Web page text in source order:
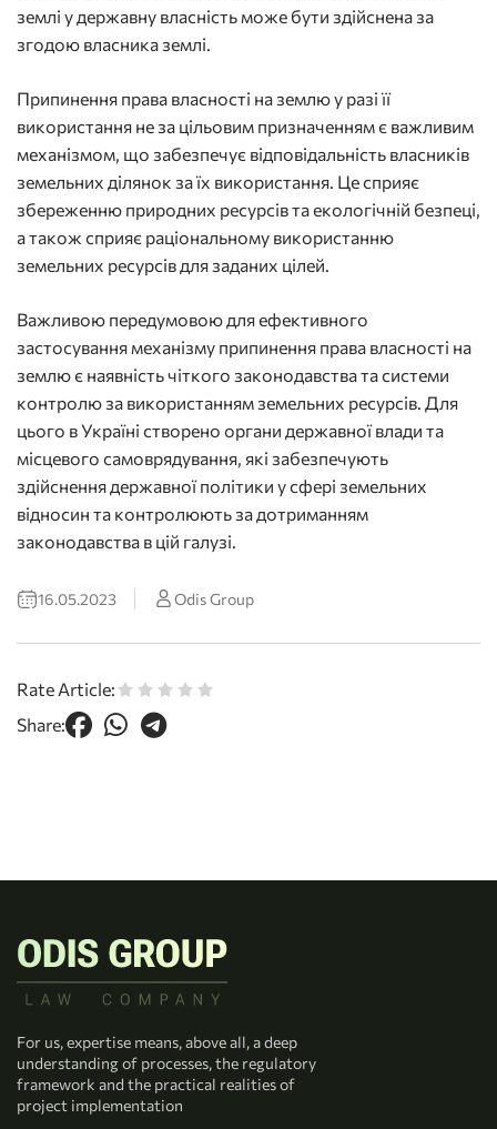
землі у державну власність може бути здійснена за
згодою власника землі.
Припинення права власності на землю у разі її
використання не за цільовим призначенням є важливим
механізмом, що забезпечує відповідальність власників
земельних ділянок за їх використання. Це сприяє
збереженню природних ресурсів та екологічній безпеці,
а також сприяє раціональному використанню
земельних ресурсів для заданих цілей.
Важливою передумовою для ефективного
застосування механізму припинення права власності на
землю є наявність чіткого законодавства та системи
контролю за використанням земельних ресурсів. Для
цього в Україні створено органи державної влади та
місцевого самоврядування, які забезпечують
здійснення державної політики у сфері земельних
відносин та контролюють за дотриманням
законодавства в цій галузі.
16.05.2023 Odis Group
Rate Article:
Share:
For us, expertise means, above all, a deep
understanding of processes, the regulatory
framework and the practical realities of
project implementation